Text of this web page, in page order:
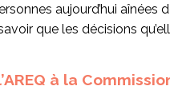
aujourd’hui aînées
que les décisions
à la